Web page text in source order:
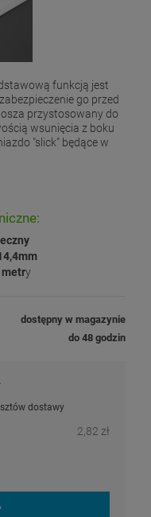
funkcją jest
go przed
przystosowany do
wsunięcia z boku
"slick" będące w
metry
dostępny w magazynie
do 48 godzin
dostawy
2,82 zł